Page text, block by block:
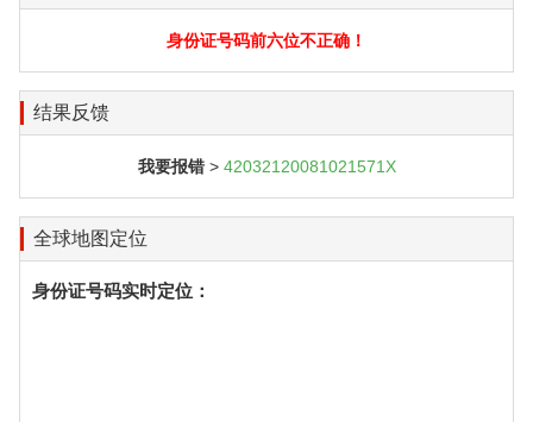
身份证号码前六位不正确！
结果反馈
我要报错 > 42032120081021571X
全球地图定位
身份证号码实时定位：